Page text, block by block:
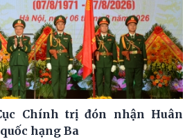
Chính trị đón nhận Huân
hạng Ba